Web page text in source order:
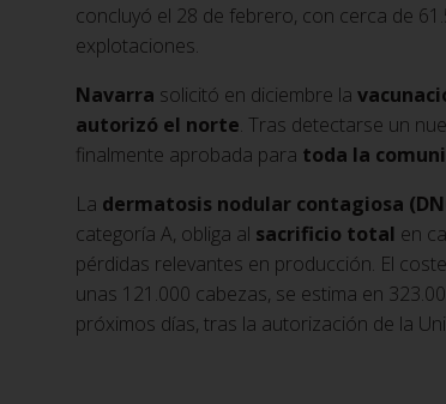
concluyó el 28 de febrero, con cerca de
explotaciones.
Navarra solicitó en diciembre la
autorizó el norte. Tras detectarse un
finalmente aprobada para toda la
La dermatosis nodular contagiosa
categoría A, obliga al sacrificio total en
pérdidas relevantes en producción. El
unas 121.000 cabezas, se estima en
próximos días, tras la autorización de la